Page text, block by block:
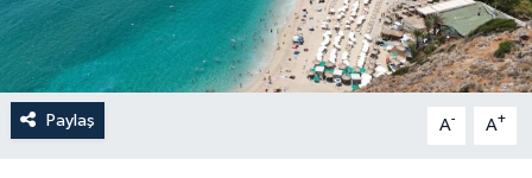
Paylaş A- A+
Magazin
Öğle Bülteni